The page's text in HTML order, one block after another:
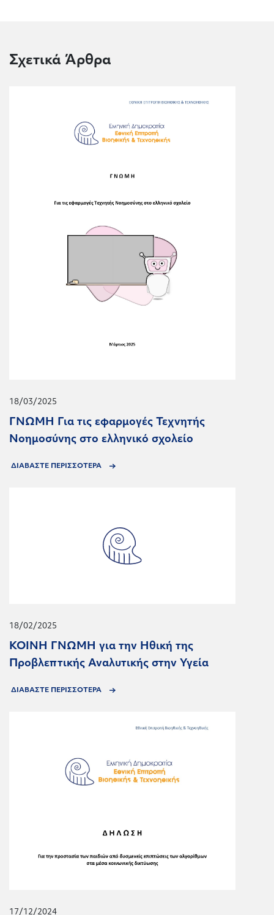
Σχετικά Άρθρα
18/03/2025
ΓΝΩΜΗ Για τις εφαρμογές Τεχνητής
Νοημοσύνης στο ελληνικό σχολείο
ΔΙΑΒΑΣΤΕ ΠΕΡΙΣΣΟΤΕΡΑ
18/02/2025
KOINH ΓΝΩΜΗ για την Ηθική της
Προβλεπτικής Αναλυτικής στην Υγεία
ΔΙΑΒΑΣΤΕ ΠΕΡΙΣΣΟΤΕΡΑ
17/12/2024